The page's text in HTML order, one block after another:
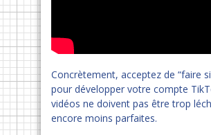
Concrètement, acceptez de “faire
pour développer votre compte
vidéos ne doivent pas être trop
encore moins parfaites.